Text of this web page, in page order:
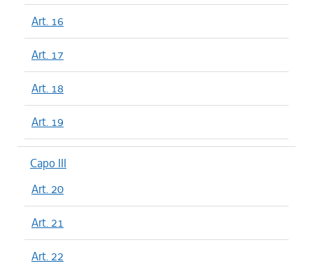
Art. 16
Art. 17
Art. 18
Art. 19
Capo III
Art. 20
Art. 21
Art. 22